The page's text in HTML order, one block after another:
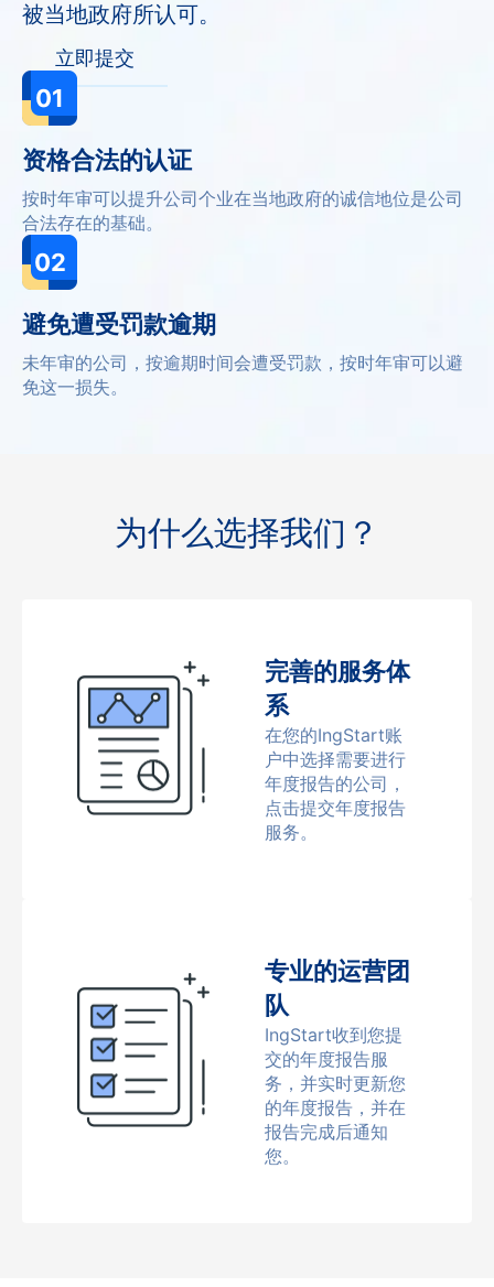
被当地政府所认可。
立即提交
01
资格合法的认证
按时年审可以提升公司个业在当地政府的诚信地位是公司
合法存在的基础。
02
避免遭受罚款逾期
未年审的公司，按逾期时间会遭受罚款，按时年审可以避
免这一损失。
为什么选择我们？
完善的服务体
系
在您的IngStart账
户中选择需要进行
年度报告的公司，
点击提交年度报告
服务。
专业的运营团
队
IngStart收到您提
交的年度报告服
务，并实时更新您
的年度报告，并在
报告完成后通知
您。